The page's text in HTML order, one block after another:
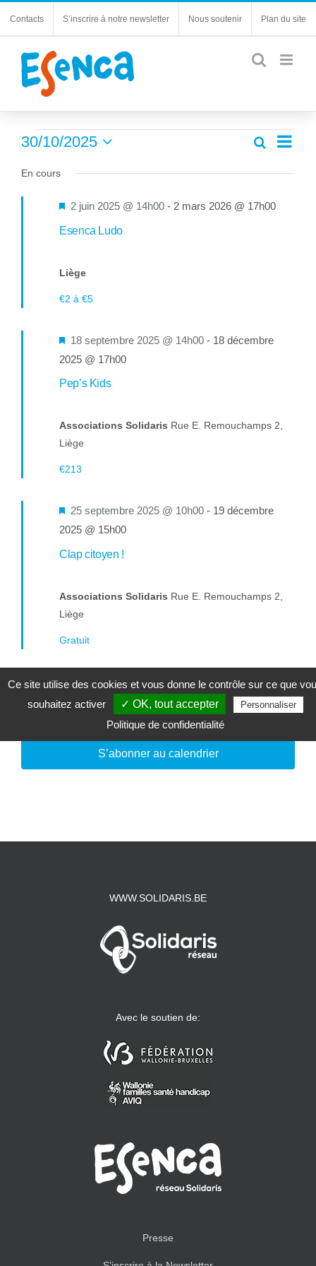
Contacts S’inscrire à notre newsletter Nous soutenir Plan du site
Évènements
for
30
octobre
de
Recherche
vues
Jour
30/10/2025
une
En cours
Esenca Ludo
Mis
2 juin 2025 @ 14h00 - 2 mars 2026 @ 17h00
Liège
€2 à €5
Pep’s Kids
Mis
en
avant
18 septembre 2025 @ 14h00 - 18 décembre
2025 @ 17h00
Associations Solidaris Rue E. Remouchamps 2,
Liège
€213
Clap citoyen !
Mis
en
avant
25 septembre 2025 @ 10h00 - 19 décembre
2025 @ 15h00
Associations Solidaris Rue E. Remouchamps 2,
Liège
Gratuit
Jour précédent Jour suivant
S’abonner au calendrier
WWW.SOLIDARIS.BE
Avec le soutien de:
Presse
Ce site utilise des cookies et vous donne le contrôle sur ce que
souhaitez activer
✓ OK, tout accepter Personnaliser
Politique de confidentialité